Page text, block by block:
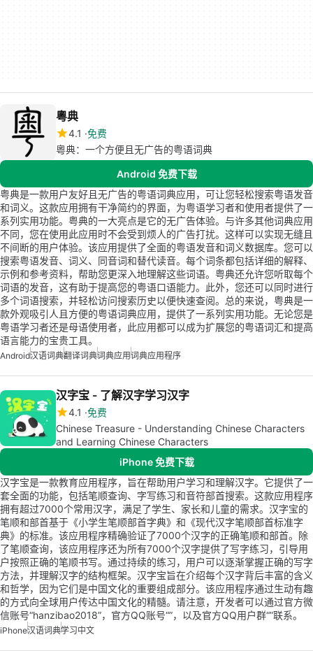
粵典
4.1 免费
粵典：一个方便且无广告的粤语词典
Android 免费下载
粤典是一款用户友好且无广告的粤语词典应用，可让您轻松搜索粤语发音
和词义。这款应用拥有干净简约的界面，为粤语学习者和使用者提供了一
系列实用功能。粤典的一大亮点是它的无广告体验。与许多其他词典应用
不同，您在使用此应用时不会受到烦人的广告打扰。这样可以实现无缝且
不间断的用户体验。该应用提供了全面的粤语发音和词义数据库。您可以
搜索粤语发音、词义、同音词和替代读音。每个词条都包括详细的解释、
示例和参考资料，帮助您更深入地理解这些词语。粤典还允许您听取每个
词语的发音，这有助于提高您的粤语口语能力。此外，您还可以同时进行
多个词语搜索，并轻松访问搜索历史以便快速查阅。总的来说，粤典是一
款外观吸引人且方便的粤语词典应用，提供了一系列实用功能。无论您是
粤语学习者还是母语使用者，此应用都可以成为扩展您的粤语词汇和提高
语言能力的宝贵工具。
Android汉语词典翻译词典词典应用词典应用程序
汉字宝 - 了解汉字学习汉字
4.1 免费
Chinese Treasure - Understanding Chinese Characters
and Learning Chinese Characters
iPhone 免费下载
汉字宝是一款教育应用程序，旨在帮助用户学习和理解汉字。它提供了一
套全面的功能，包括笔顺查询、字写练习和音符部首搜索。这款应用程序
拥有超过7000个常用汉字，满足了学生、家长和儿童的需求。汉字宝的
笔顺和部首基于《小学生笔顺部首字典》和《现代汉字笔顺部首标准字
典》的标准。该应用程序精确验证了7000个汉字的正确笔顺和部首。除
了笔顺查询，该应用程序还为所有7000个汉字提供了写字练习，引导用
户按照正确的笔顺书写。通过持续的练习，用户可以逐渐掌握正确的写字
方法，并理解汉字的结构框架。汉字宝旨在介绍每个汉字背后丰富的含义
和哲学，因为它们是中国文化的重要组成部分。该应用程序通过生动有趣
的方式向全球用户传达中国文化的精髓。请注意，开发者可以通过官方微
信账号“hanzibao2018”，官方QQ账号“”，以及官方QQ用户群“”联系。
iPhone汉语词典学习中文